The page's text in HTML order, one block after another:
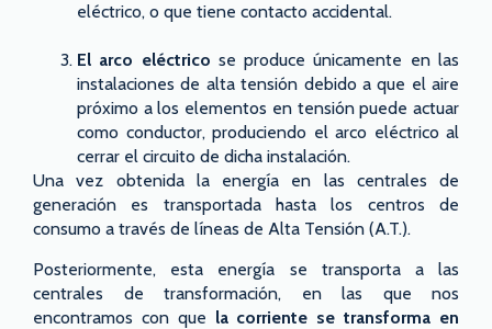
eléctrico, o que tiene contacto accidental.
El arco eléctrico se produce únicamente en las
instalaciones de alta tensión debido a que el aire
próximo a los elementos en tensión puede actuar
como conductor, produciendo el arco eléctrico al
cerrar el circuito de dicha instalación.
Una vez obtenida la energía en las centrales de
generación es transportada hasta los centros de
consumo a través de líneas de Alta Tensión (A.T.).
Posteriormente, esta energía se transporta a las
centrales de transformación, en las que nos
encontramos con que la corriente se transforma en